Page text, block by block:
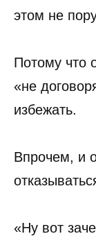
этом не
Потому что
«не
избежать.
Впрочем, и
«Ну вот